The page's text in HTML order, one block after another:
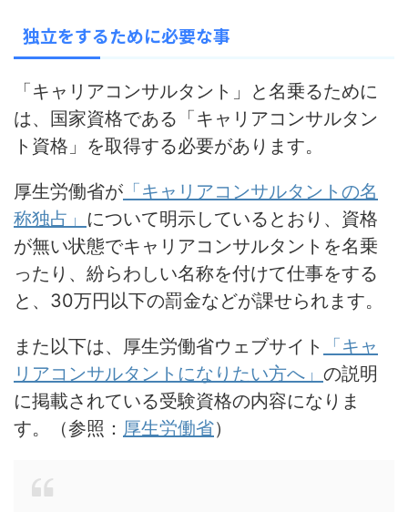
独立をするために必要な事
「キャリアコンサルタント」と名乗るために
は、国家資格である「キャリアコンサルタン
ト資格」を取得する必要があります。
厚生労働省が 「キャリアコンサルタントの名
称独占」 について明示しているとおり、資格
が無い状態でキャリアコンサルタントを名乗
ったり、紛らわしい名称を付けて仕事をする
と、 30万円以下の罰金などが課せられます。
また以下は、厚生労働省ウェブサイト
「キャ
リアコンサルタントになりたい方へ」 の説明
に掲載されている受験資格の内容になりま
す。（参照： 厚生労働省）